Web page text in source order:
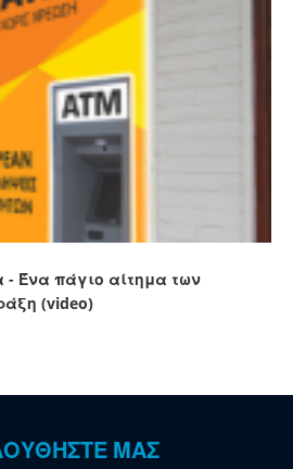
Ένα πάγιο αίτημα των
(video)
ΜΑΣ